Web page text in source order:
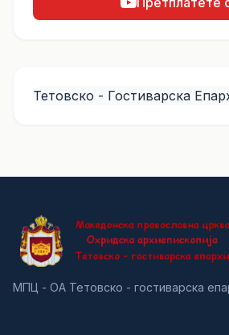
Тетовско - Гостиварска
МПЦ - ОА Тетовско - гостиварска